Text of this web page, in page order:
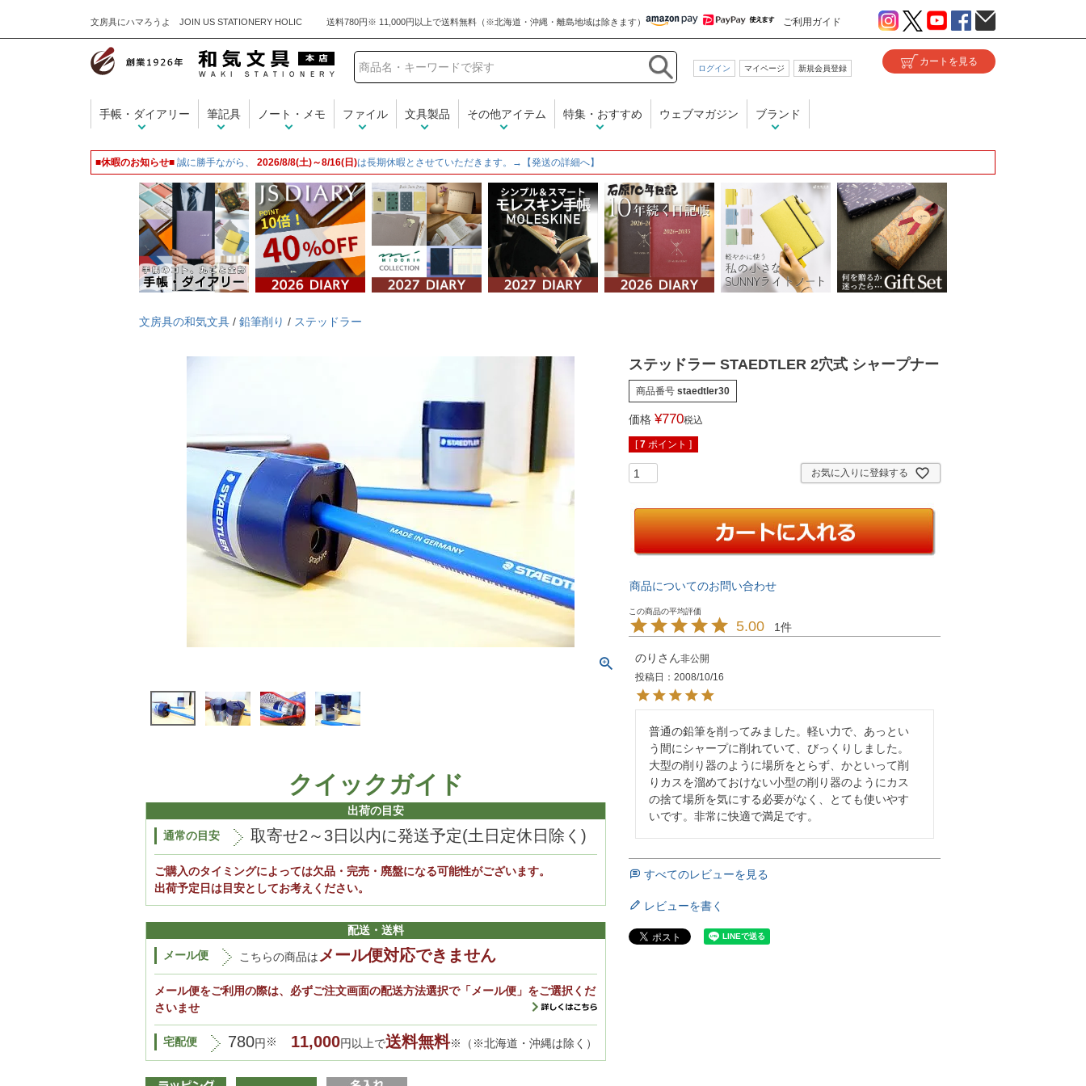
文房具にハマろうよ JOIN US STATIONERY HOLIC ご利用ガイド
和気文具
ログイン マイページ 新規会員登録
手帳・ダイアリー 筆記具 ノート・メモ ファイル 文具製品 その他アイテム 特集・おすすめ ウェブマガジン ブランド
■休暇のお知らせ■ 誠に勝手ながら、 2026/8/8(土)～8/16(日)は長期休暇とさせていただきます。→【発送の詳細へ】
文房具の和気文具 / 鉛筆削り / ステッドラー
クイックガイド
出荷の目安
通常の目安
取寄せ2～3日以内に発送予定(土日定休日除く)
ご購入のタイミングによっては欠品・完売・廃盤になる可能性がございます。
出荷予定日は目安としてお考えください。
配送・送料
メール便
こちらの商品は メール便対応できません
メール便をご利用の際は、必ずご注文画面の配送方法選択で「メール便」をご選択くだ
さいませ
宅配便 780円 ※ 11,000円以上で送料無料※（※北海道・沖縄は除く）
ステッドラー STAEDTLER 2穴式 シャープナー
商品番号 staedtler30
価格 ¥770税込
[7 ポイント ]
お気に入りに登録する
商品についてのお問い合わせ
5.00 1
のり
非公開
投稿日
2008/10/16
普通の鉛筆を削ってみました。軽い力で、あっとい
う間にシャープに削れていて、びっくりしました。
大型の削り器のように場所をとらず、かといって削
りカスを溜めておけない小型の削り器のようにカス
の捨て場所を気にする必要がなく、とても使いやす
いです。非常に快適で満足です。
すべてのレビューを見る
レビューを書く